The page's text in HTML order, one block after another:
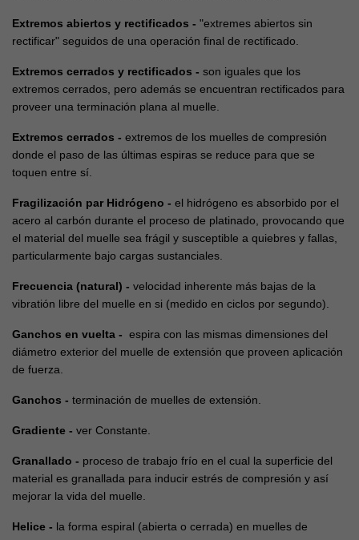
Extremos abiertos y rectificados - "extremes abiertos sin
rectificar" seguidos de una operación final de rectificado.
Extremos cerrados y rectificados - son iguales que los
extremos cerrados, pero además se encuentran rectificados para
proveer una terminación plana al muelle.
Extremos cerrados - extremos de los muelles de compresión
donde el paso de las últimas espiras se reduce para que se
toquen entre sí.
Fragilización par Hidrógeno - el hidrógeno es absorbido por el
acero al carbón durante el proceso de platinado, provocando que
el material del muelle sea frágil y susceptible a quiebres y fallas,
particularmente bajo cargas sustanciales.
Frecuencia (natural) - velocidad inherente más bajas de la
vibratión libre del muelle en si (medido en ciclos por segundo).
Ganchos en vuelta - espira con las mismas dimensiones del
diámetro exterior del muelle de extensión que proveen aplicación
de fuerza.
Ganchos - terminación de muelles de extensión.
Gradiente - ver Constante.
Granallado - proceso de trabajo frío en el cual la superficie del
material es granallada para inducir estrés de compresión y así
mejorar la vida del muelle.
Helice - la forma espiral (abierta o cerrada) en muelles de